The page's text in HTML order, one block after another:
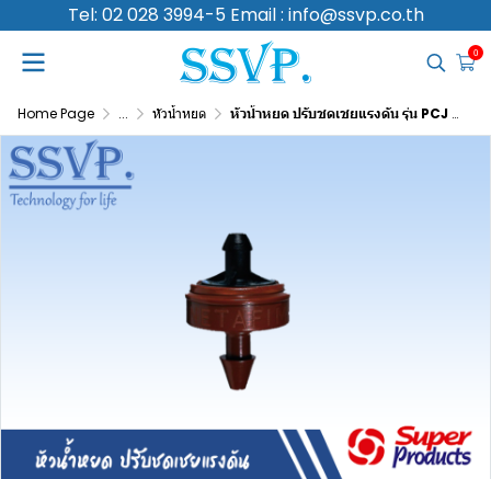
Tel: 02 028 3994-5 Email : info@ssvp.co.th
0
Home Page ... หัวน้ำหยด หัวน้ำหยด ปรับชดเชยแรงดัน รุ่น PCJ 2 อัตราการจ่ายน้ำ 2 L/H รหัสสินค้า 505-001030-50 (แพ็คละ 50 ตัว)